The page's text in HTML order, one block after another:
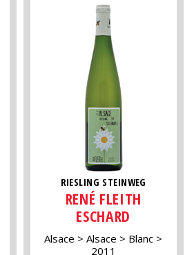
RIESLING STEINWEG
RENÉ FLEITH
ESCHARD
Alsace Alsace
Blanc
2011